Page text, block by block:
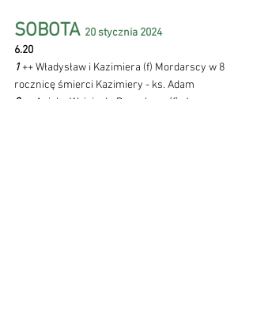
SOBOTA 20 stycznia 2024
6.20
1 ++ Władysław i Kazimiera (f) Mordarscy w 8
rocznicę śmierci Kazimiery - ks. Adam
2 ++ Aniela, Wojciech, Bogusława (f), Jan